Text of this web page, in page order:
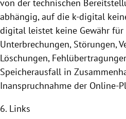
von der technischen
abhängig, auf die k-digital
digital leistet keine Gewähr
Unterbrechungen, Störungen,
Löschungen,
Speicherausfall in
Inanspruchnahme der Online-
6. Links